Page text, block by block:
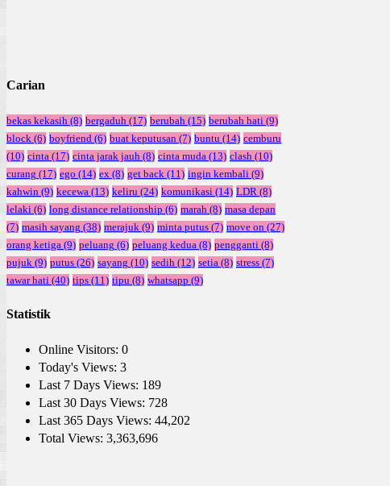
Carian
bekas kekasih (8) bergaduh (17) berubah (15) berubah hati (9)
block (6) boyfriend (6) buat keputusan (7) buntu (14) cemburu
(10) cinta (17) cinta jarak jauh (8) cinta muda (13) clash (10)
curang (17) ego (14) ex (8) get back (11) ingin kembali (9)
kahwin (9) kecewa (13) keliru (24) komunikasi (14) LDR (8)
lelaki (6) long distance relationship (6) marah (8) masa depan
(7) masih sayang (38) merajuk (9) minta putus (7) move on (27)
orang ketiga (9) peluang (6) peluang kedua (8) pengganti (8)
pujuk (9) putus (26) sayang (10) sedih (12) setia (8) stress (7)
tawar hati (40) tips (11) tipu (8) whatsapp (9)
Statistik
Online Visitors: 0
Today's Views: 3
Last 7 Days Views: 189
Last 30 Days Views: 728
Last 365 Days Views: 44,202
Total Views: 3,363,696